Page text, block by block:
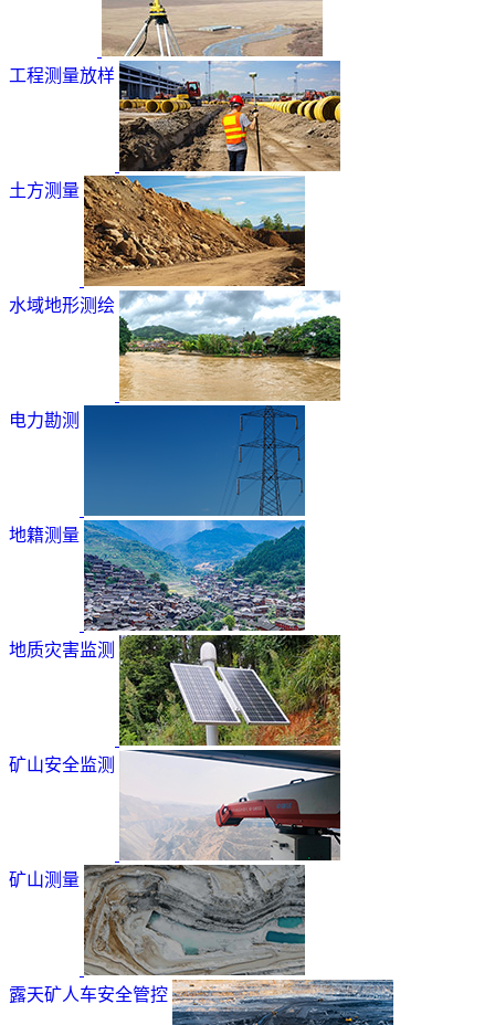
工程测量放样
土方测量
水域地形测绘
电力勘测
地籍测量
地质灾害监测
矿山安全监测
矿山测量
露天矿人车安全管控